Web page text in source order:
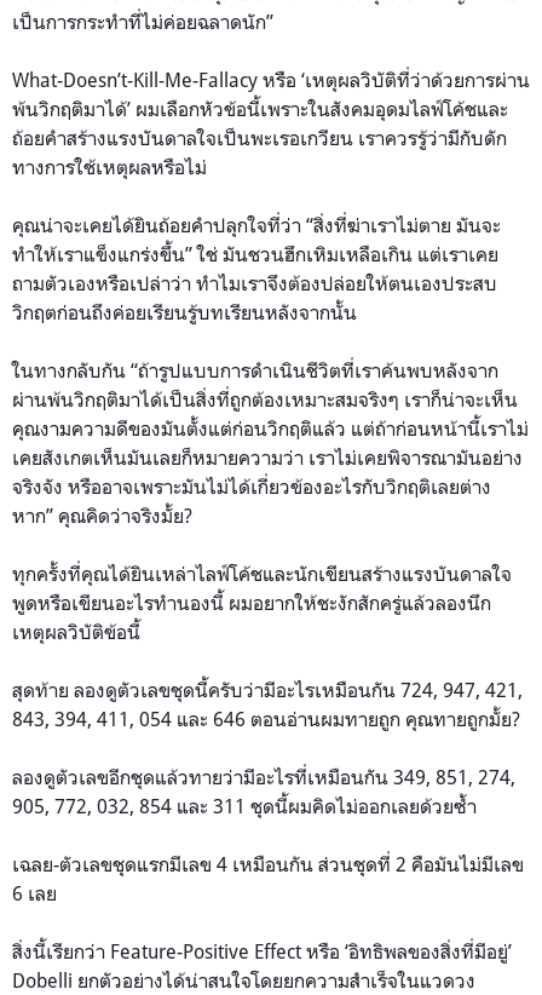
เป็นการกระทำที่ไม่ค่อยฉลาดนัก”
What-Doesn’t-Kill-Me-Fallacy หรือ ‘เหตุผลวิบัติที่ว่าด้วยการผ่าน
พ้นวิกฤติมาได้’ ผมเลือกหัวข้อนี้เพราะในสังคมอุดมไลฟ์โค้ชและ
ถ้อยคำสร้างแรงบันดาลใจเป็นพะเรอเกวียน เราควรรู้ว่ามีกับดัก
ทางการใช้เหตุผลหรือไม่
คุณน่าจะเคยได้ยินถ้อยคำปลุกใจที่ว่า “สิ่งที่ฆ่าเราไม่ตาย มันจะ
ทำให้เราแข็งแกร่งขึ้น” ใช่ มันชวนฮึกเหิมเหลือเกิน แต่เราเคย
ถามตัวเองหรือเปล่าว่า ทำไมเราจึงต้องปล่อยให้ตนเองประสบ
วิกฤตก่อนถึงค่อยเรียนรู้บทเรียนหลังจากนั้น
ในทางกลับกัน “ถ้ารูปแบบการดำเนินชีวิตที่เราค้นพบหลังจาก
ผ่านพ้นวิกฤติมาได้เป็นสิ่งที่ถูกต้องเหมาะสมจริงๆ เราก็น่าจะเห็น
คุณงามความดีของมันตั้งแต่ก่อนวิกฤติแล้ว แต่ถ้าก่อนหน้านี้เราไม่
เคยสังเกตเห็นมันเลยก็หมายความว่า เราไม่เคยพิจารณามันอย่าง
จริงจัง หรืออาจเพราะมันไม่ได้เกี่ยวข้องอะไรกับวิกฤติเลยต่าง
หาก” คุณคิดว่าจริงมั้ย?
ทุกครั้งที่คุณได้ยินเหล่าไลฟ์โค้ชและนักเขียนสร้างแรงบันดาลใจ
พูดหรือเขียนอะไรทำนองนี้ ผมอยากให้ชะงักสักครู่แล้วลองนึก
เหตุผลวิบัติข้อนี้
สุดท้าย ลองดูตัวเลขชุดนี้ครับว่ามีอะไรเหมือนกัน 724, 947, 421,
843, 394, 411, 054 และ 646 ตอนอ่านผมทายถูก คุณทายถูกมั้ย?
ลองดูตัวเลขอีกชุดแล้วทายว่ามีอะไรที่เหมือนกัน 349, 851, 274,
905, 772, 032, 854 และ 311 ชุดนี้ผมคิดไม่ออกเลยด้วยซ้ำ
เฉลย-ตัวเลขชุดแรกมีเลข 4 เหมือนกัน ส่วนชุดที่ 2 คือมันไม่มีเลข
6 เลย
สิ่งนี้เรียกว่า Feature-Positive Effect หรือ ‘อิทธิพลของสิ่งที่มีอยู่’
Dobelli ยกตัวอย่างได้น่าสนใจโดยยกความสำเร็จในแวดวง